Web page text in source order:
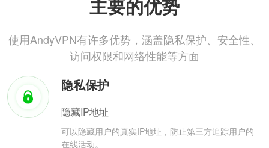
主要的优势
使用AndyVPN有许多优势，涵盖隐私保护、安全性、
访问权限和网络性能等方面
隐私保护
隐藏IP地址
可以隐藏用户的真实IP地址，防止第三方追踪用户的
在线活动。